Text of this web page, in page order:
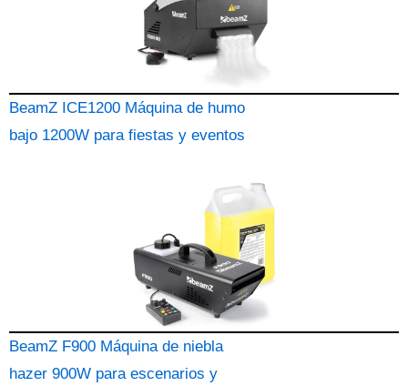
BeamZ ICE1200 Máquina de humo
bajo 1200W para fiestas y eventos
BeamZ F900 Máquina de niebla
hazer 900W para escenarios y